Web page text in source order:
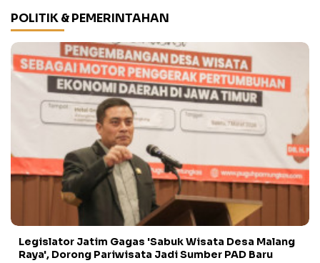
POLITIK & PEMERINTAHAN
Legislator Jatim Gagas 'Sabuk Wisata Desa Malang
Raya', Dorong Pariwisata Jadi Sumber PAD Baru